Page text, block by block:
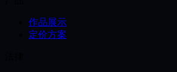
作品展示
定价方案